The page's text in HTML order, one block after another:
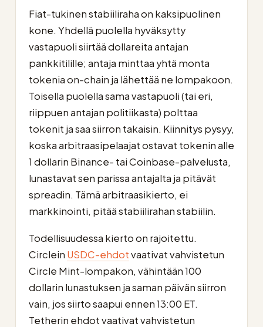
Fiat-tukinen stabiiliraha on kaksipuolinen
kone. Yhdellä puolella hyväksytty
vastapuoli siirtää dollareita antajan
pankkitilille; antaja minttaa yhtä monta
tokenia on-chain ja lähettää ne lompakoon.
Toisella puolella sama vastapuoli (tai eri,
riippuen antajan politiikasta) polttaa
tokenit ja saa siirron takaisin. Kiinnitys pysyy,
koska arbitraasipelaajat ostavat tokenin alle
1 dollarin Binance- tai Coinbase-palvelusta,
lunastavat sen parissa antajalta ja pitävät
spreadin. Tämä arbitraasikierto, ei
markkinointi, pitää stabiilirahan stabiilin.
Todellisuudessa kierto on rajoitettu.
Circlein USDC-ehdotvaativat vahvistetun
Circle Mint-lompakon, vähintään 100
dollarin lunastuksen ja saman päivän siirron
vain, jos siirto saapui ennen 13:00 ET.
Tetherin ehdot vaativat vahvistetun